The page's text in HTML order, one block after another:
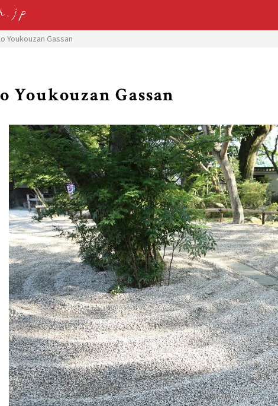
Youkouzan Gassan
Youkouzan Gassan